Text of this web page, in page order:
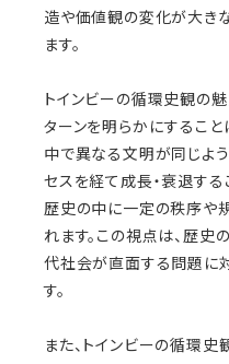
造や価値観の変化が大き
ます。
トインビーの循環史観の
ターンを明らかにすること
中で異なる文明が同じよ
セスを経て成長・衰退する
歴史の中に一定の秩序や
れます。この視点は、歴史
代社会が直面する問題に
す。
また、トインビーの循環史